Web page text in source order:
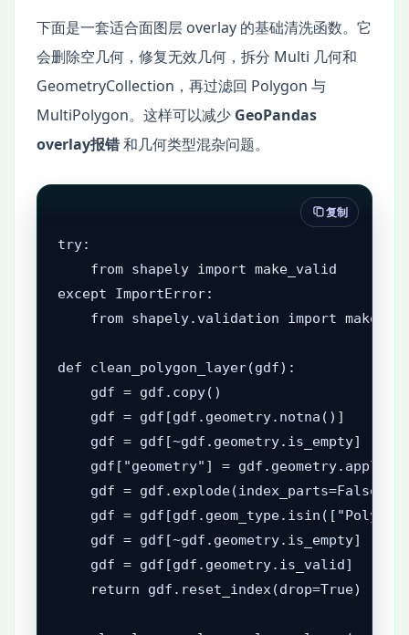
下面是一套适合面图层 overlay 的基础清洗函数。它
会删除空几何，修复无效几何，拆分 Multi 几何和
GeometryCollection，再过滤回 Polygon 与
MultiPolygon。这样可以减少 GeoPandas
overlay报错和几何类型混杂问题。
try:
    from shapely import make_valid
except ImportError:
from shapely.validation import
def clean_polygon_layer(gdf):
    gdf = gdf.copy()
    gdf = gdf[gdf.geometry.notna()]
    gdf = gdf[~gdf.geometry.is_empty]
gdf["geometry"] =
gdf = gdf.explode(index_parts=False,
gdf =
    gdf = gdf[~gdf.geometry.is_empty]
    gdf = gdf[gdf.geometry.is_valid]
    return gdf.reset_index(drop=True)
复制